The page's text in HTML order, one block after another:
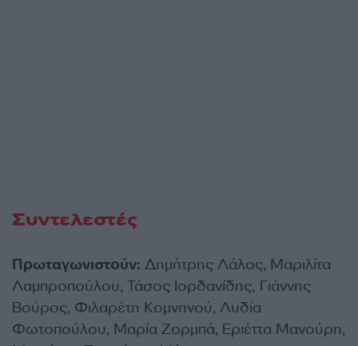
Συντελεστές
Πρωταγωνιστούν: Δημήτρης Λάλος, Μαριλίτα
Λαμπροπούλου, Τάσος Ιορδανίδης, Γιάννης
Βούρος, Φιλαρέτη Κομνηνού, Λυδία
Φωτοπούλου, Μαρία Ζορμπά, Εριέττα Μανούρη,